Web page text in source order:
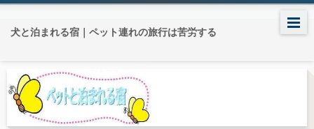
犬と泊まれる宿｜ペット連れの旅行は苦労する